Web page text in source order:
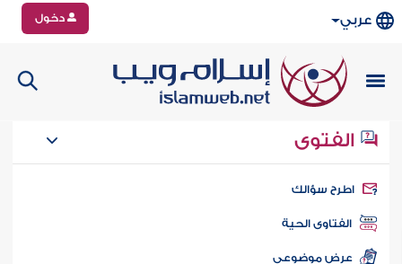
عربي دخول
الفتوى
سؤالك
الفتاوى الحية